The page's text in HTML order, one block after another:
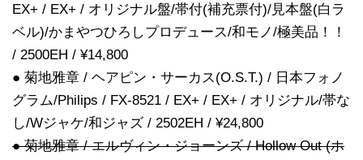
EX+ / EX+ / オリジナル盤/帯付(補充票付)/見本盤(白ラ
ベル)/かまやつひろしプロデュース/和モノ/極美品！！
/ 2500EH / ¥14,800
● 菊地雅章 / ヘアピン・サーカス(O.S.T.) / 日本フォノ
グラム/Philips / FX-8521 / EX+ / EX+ / オリジナル/帯な
し/Wジャケ/和ジャズ / 2502EH / ¥24,800
● 菊地雅章 / エルヴィン・ジョーンズ / Hollow Out (ホ